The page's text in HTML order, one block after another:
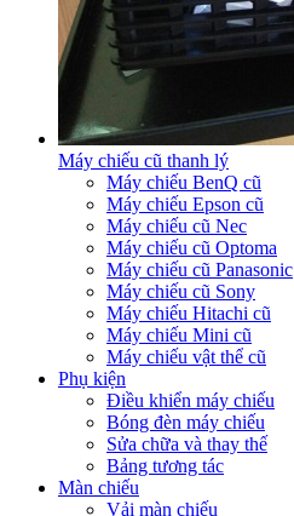
Máy chiếu cũ thanh lý
Máy chiếu BenQ cũ
Máy chiếu Epson cũ
Máy chiếu cũ Nec
Máy chiếu cũ Optoma
Máy chiếu cũ Panasonic
Máy chiếu cũ Sony
Máy chiếu Hitachi cũ
Máy chiếu Mini cũ
Máy chiếu vật thể cũ
Phụ kiện
Điều khiển máy chiếu
Bóng đèn máy chiếu
Sửa chữa và thay thế
Bảng tương tác
Màn chiếu
Vải màn chiếu